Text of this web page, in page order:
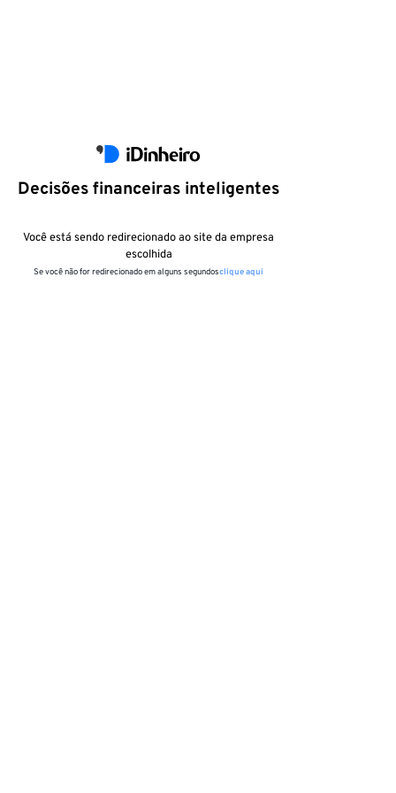
Decisões financeiras inteligentes
Você está sendo redirecionado ao site da empresa
escolhida
Se você não for redirecionado em alguns segundosclique aqui